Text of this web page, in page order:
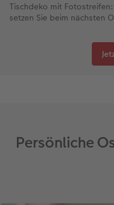
Tischdeko mit
setzen Sie beim nächsten
Persönliche